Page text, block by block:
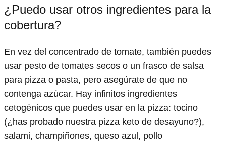
¿Puedo usar otros ingredientes para la
cobertura?
En vez del concentrado de tomate, también puedes
usar pesto de tomates secos o un frasco de salsa
para pizza o pasta, pero asegúrate de que no
contenga azúcar. Hay infinitos ingredientes
cetogénicos que puedes usar en la pizza: tocino
(¿has probado nuestra pizza keto de desayuno?),
salami, champiñones, queso azul, pollo